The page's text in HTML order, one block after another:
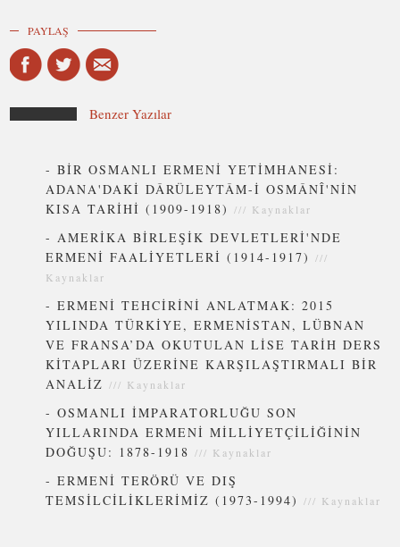
PAYLAŞ
Benzer Yazılar
-BİR OSMANLI ERMENİ YETİMHANESİ:
ADANA'DAKİ DÂRÜLEYTÂM-İ OSMÂNÎ'NİN
KISA TARİHİ (1909-1918) /// Kaynaklar
-AMERİKA BİRLEŞİK DEVLETLERİ'NDE
ERMENİ FAALİYETLERİ (1914-1917)///
Kaynaklar
-ERMENİ TEHCİRİNİ ANLATMAK: 2015
YILINDA TÜRKİYE, ERMENİSTAN, LÜBNAN
VE FRANSA’DA OKUTULAN LİSE TARİH DERS
KİTAPLARI ÜZERİNE KARŞILAŞTIRMALI BİR
ANALİZ/// Kaynaklar
-OSMANLI İMPARATORLUĞU SON
YILLARINDA ERMENİ MİLLİYETÇİLİĞİNİN
DOĞUŞU: 1878-1918 /// Kaynaklar
-ERMENİ TERÖRÜ VE DIŞ
TEMSİLCİLİKLERİMİZ (1973-1994)/// Kaynaklar